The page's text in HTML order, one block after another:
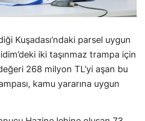
Kuşadası’ndaki parsel uygun
iki taşınmaz trampa için
268 milyon TL’yi aşan bu
kamu yararına uygun